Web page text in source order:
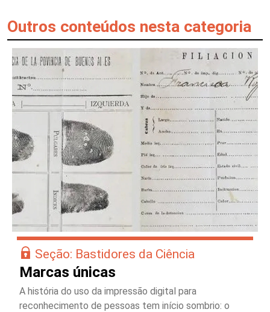
Outros conteúdos nesta categoria
Seção: Bastidores da Ciência
Marcas únicas
A história do uso da impressão digital para
reconhecimento de pessoas tem início sombrio: o